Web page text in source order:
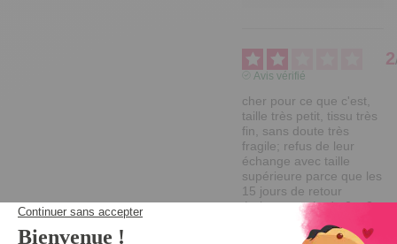
2
Avis vérifié
cher pour ce que c'est,
taille très petit, tissu très
fin, sans doute très
fragile; refus de leur
échange avec taille
supérieure parce que les
15 jours de retour
étaient passés de 2ou3
(on ne fait pas tjs ce
qu'on veut !)